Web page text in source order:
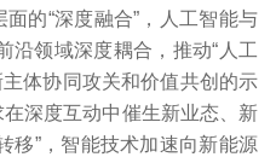
的“深度融合”，人工智能与
沿领域深度耦合，推动“人工
体协同攻关和价值共创的示
深度互动中催生新业态、新
移”，智能技术加速向新能源